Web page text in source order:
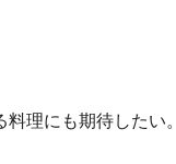
理にも期待したい。